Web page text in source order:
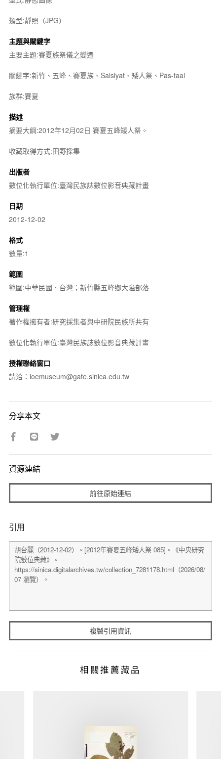
類型:靜照（JPG）
主題與關鍵字
主要主題:賽夏族祭儀之變遷
關鍵字:新竹、五峰、賽夏族、Saisiyat、矮人祭、Pas-taai
族群:賽夏
描述
摘要大綱:2012年12月02日 賽夏五峰矮人祭。
收藏取得方式:田野採集
出版者
數位化執行單位:臺灣民族誌數位影音典藏計畫
日期
2012-12-02
格式
數量:1
範圍
範圍:中華民國．台灣；新竹縣五峰鄉大隘部落
管理權
著作權擁有者:研究採集者與中研院民族所共有
數位化執行單位:臺灣民族誌數位影音典藏計畫
授權聯絡窗口
請洽：ioemuseum@gate.sinica.edu.tw
分享本文
資源連結
前往原始連結
引用
複製引用資訊
相關推薦藏品